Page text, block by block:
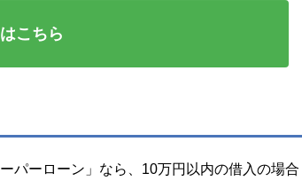
こちら
パーローン」なら、10万円以内の借入の場合